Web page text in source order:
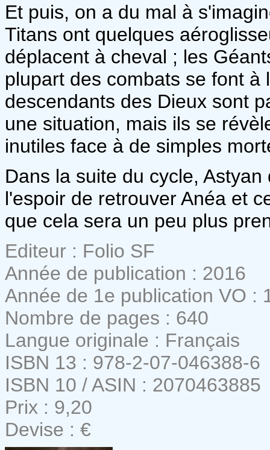
Et puis, on a du mal à
Titans ont quelques
déplacent à cheval ; les
plupart des combats se font
descendants des Dieux sont
une situation, mais ils se
inutiles face à de simples
Dans la suite du cycle,
l'espoir de retrouver Anéa et
que cela sera un peu plus
Editeur : Folio SF
Année de publication : 2016
Année de 1e publication VO :
Nombre de pages : 640
Langue originale : Français
ISBN 13 : 978-2-07-046388-6
ISBN 10 / ASIN : 2070463885
Prix : 9,20
Devise : €